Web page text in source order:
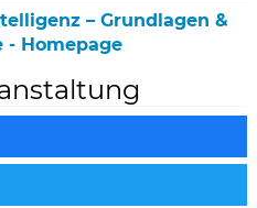
– Grundlagen &
Homepage